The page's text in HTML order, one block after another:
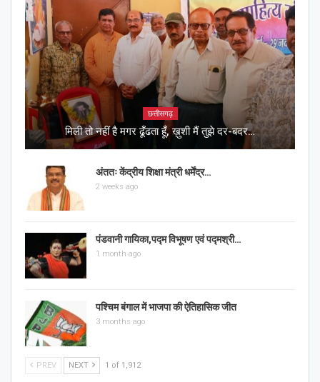
छत्तीसगढ़
मिली तो नहीं है मगर ढूँढता हूँ, ख़ुशी मैं तुझे दर-बदर…
अंततः केंद्रीय शिक्षा मंत्री धर्मेंद्र…
2 weeks ago
पंडवानी गायिका,पद्म विभूषण एवं पद्मश्री…
1 month ago
पश्चिम बंगाल में भाजपा की ऐतिहासिक जीत
3 months ago
PREV NEXT 1 of 1,912